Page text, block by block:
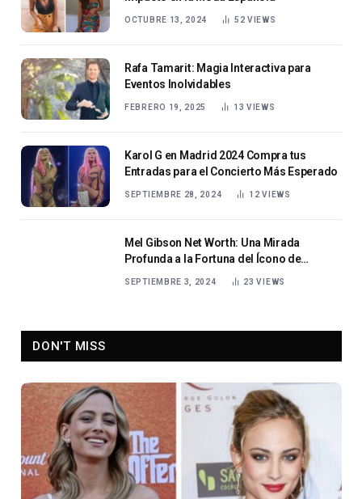
OCTUBRE 13, 2024 52VIEWS
Rafa Tamarit: Magia Interactiva para
Eventos Inolvidables
FEBRERO 19, 2025 13VIEWS
Karol G en Madrid 2024 Compra tus
Entradas para el Concierto Más Esperado
SEPTIEMBRE 28, 2024 12VIEWS
Mel Gibson Net Worth: Una Mirada
Profunda a la Fortuna del Ícono de
SEPTIEMBRE 3, 2024 23VIEWS
DON'T MISS